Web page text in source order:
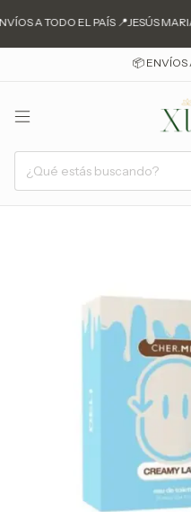
A TODO EL PAÍS 📍JESÚS
📦 ENVÍOS